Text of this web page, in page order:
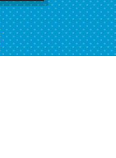
んだろうなと凄く思
お勧め。自分はこの流
Covid hit. Shit.
ーズ・ヌートバー